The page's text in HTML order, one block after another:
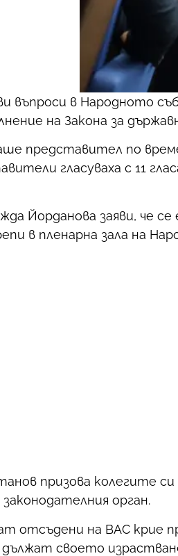
в Народното
на Закона за
представител по
гласуваха с 11
заяви, че се
в пленарна зала на
призова колегите
орган.
отсъдени на ВАС крие
своето